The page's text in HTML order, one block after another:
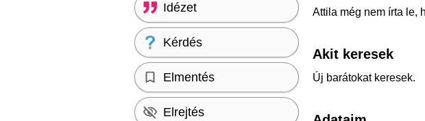
Attila még nem írta le,
Akit keresek
Új barátokat keresek.
Idézet
Kérdés
Elmentés
Elrejtés